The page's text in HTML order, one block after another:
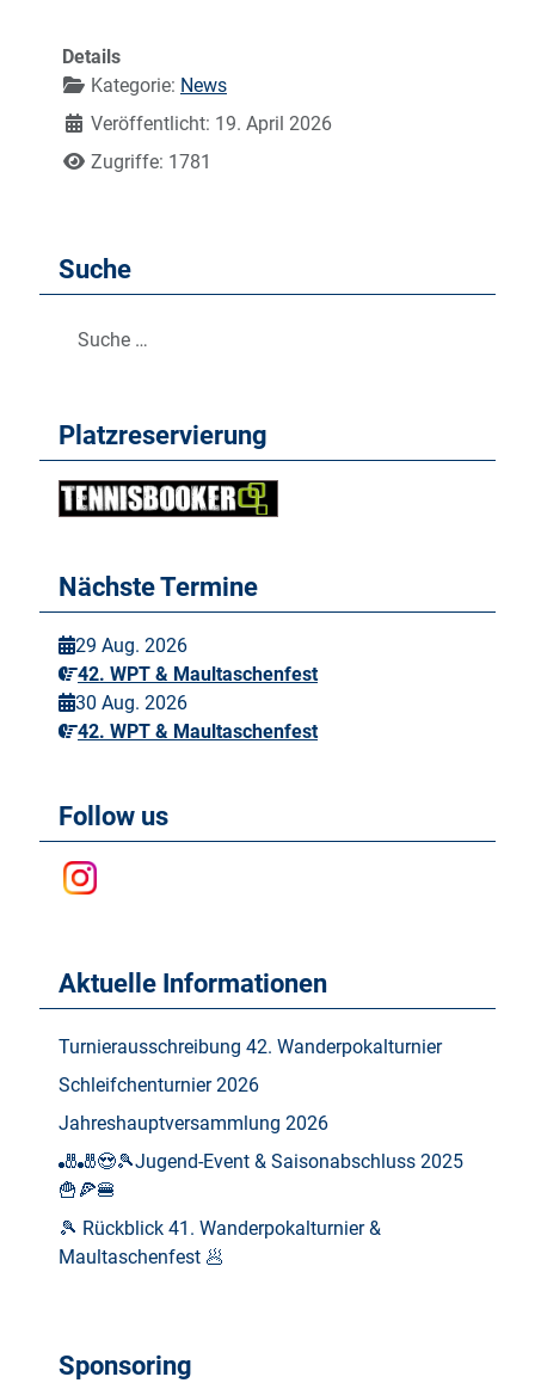
Details
Kategorie: News
Veröffentlicht: 19. April 2026
Zugriffe: 1781
Suche
Suchen
Platzreservierung
Nächste Termine
29 Aug. 2026
42. WPT & Maultaschenfest
30 Aug. 2026
42. WPT & Maultaschenfest
Follow us
Aktuelle Informationen
Turnierausschreibung 42. Wanderpokalturnier
Schleifchenturnier 2026
Jahreshauptversammlung 2026
🎳🎳😍🎾Jugend-Event & Saisonabschluss 2025
🍟🍕🍔
🎾 Rückblick 41. Wanderpokalturnier &
Maultaschenfest 🥟
Sponsoring